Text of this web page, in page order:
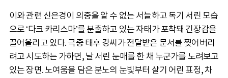
이와 관련 신은경이 의중을 알 수 없는 서늘하고 독기 서린 모습
으로 ‘다크 카리스마’를 분출하고 있는 자태가 포착돼 긴장감을
끌어올리고 있다. 극중 태후 강씨가 전달받은 문서를 찢어버리
려고 시도하는 가하면, 날 서린 눈매를 한 채 누군가를 노려보고
있는 장면. 노여움을 담은 분노의 눈빛부터 살기 어린 표정, 차